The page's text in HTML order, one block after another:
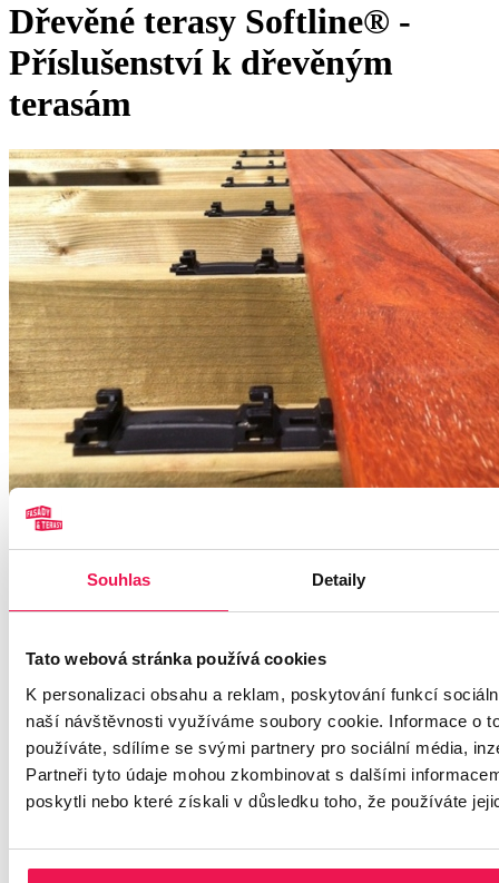
Souhlas Detaily
Tato webová stránka používá cookies
K personalizaci obsahu a reklam, poskytování funkcí
naší návštěvnosti využíváme soubory cookie. Informace o
používáte, sdílíme se svými partnery pro sociální média,
Partneři tyto údaje mohou zkombinovat s dalšími
poskytli nebo které získali v důsledku toho, že používáte
Dřevěné terasy Softline® -
Příslušenství k dřevěným
terasám
Příslušenství ke dřevěným terasám Softline® a dřevěným terasám
ThermoWood® - nerezové vruty, klipy Softline®, podkladní
, nátěry na dřevo, oleje,
čistič, odšeďovače a další.
Odeslat
Systém uchycení Softline®